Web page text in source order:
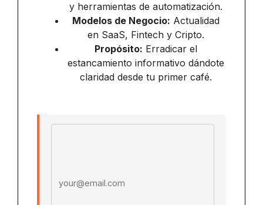
y herramientas de automatización.
Modelos de Negocio: Actualidad
en SaaS, Fintech y Cripto.
Propósito: Erradicar el
estancamiento informativo dándote
claridad desde tu primer café.